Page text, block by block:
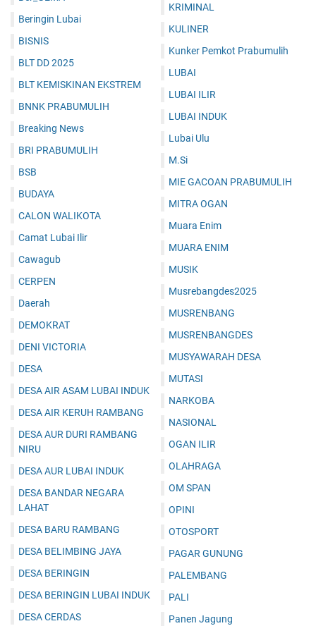
Beringin Lubai
BISNIS
BLT DD 2025
BLT KEMISKINAN EKSTREM
BNNK PRABUMULIH
Breaking News
BRI PRABUMULIH
BSB
BUDAYA
CALON WALIKOTA
Camat Lubai Ilir
Cawagub
CERPEN
Daerah
DEMOKRAT
DENI VICTORIA
DESA
DESA AIR ASAM LUBAI INDUK
DESA AIR KERUH RAMBANG
DESA AUR DURI RAMBANG
NIRU
DESA AUR LUBAI INDUK
DESA BANDAR NEGARA
LAHAT
DESA BARU RAMBANG
DESA BELIMBING JAYA
DESA BERINGIN
DESA BERINGIN LUBAI INDUK
DESA CERDAS
KRIMINAL
KULINER
Kunker Pemkot Prabumulih
LUBAI
LUBAI ILIR
LUBAI INDUK
Lubai Ulu
M.Si
MIE GACOAN PRABUMULIH
MITRA OGAN
Muara Enim
MUARA ENIM
MUSIK
Musrebangdes2025
MUSRENBANG
MUSRENBANGDES
MUSYAWARAH DESA
MUTASI
NARKOBA
NASIONAL
OGAN ILIR
OLAHRAGA
OM SPAN
OPINI
OTOSPORT
PAGAR GUNUNG
PALEMBANG
PALI
Panen Jagung